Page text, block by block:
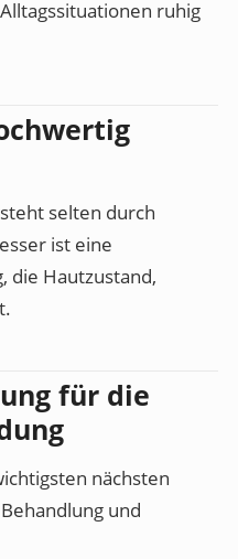
ruhig
selten durch
ist eine
die Hautzustand,
für die
nächsten
und